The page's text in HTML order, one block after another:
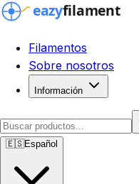
Filamentos
Sobre nosotros
Información
🇪🇸Español